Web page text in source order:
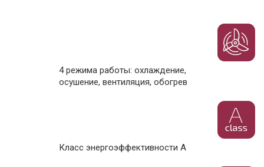
4 режима работы: охлаждение,
осушение, вентиляция, обогрев
Класс энергоэффективности А